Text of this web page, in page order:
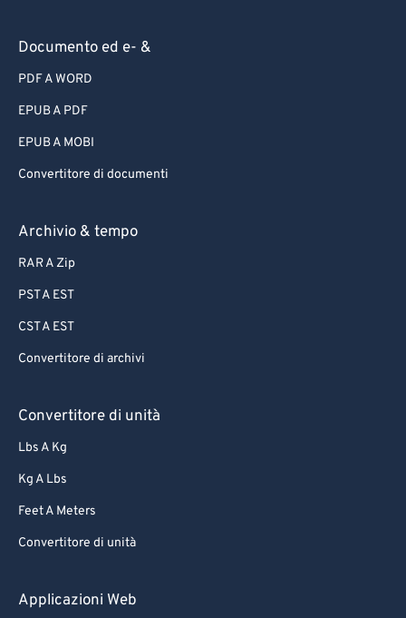
Documento ed e- &
PDF A WORD
EPUB A PDF
EPUB A MOBI
Convertitore di documenti
Archivio & tempo
RAR A Zip
PST A EST
CST A EST
Convertitore di archivi
Convertitore di unità
Lbs A Kg
Kg A Lbs
Feet A Meters
Convertitore di unità
Applicazioni Web